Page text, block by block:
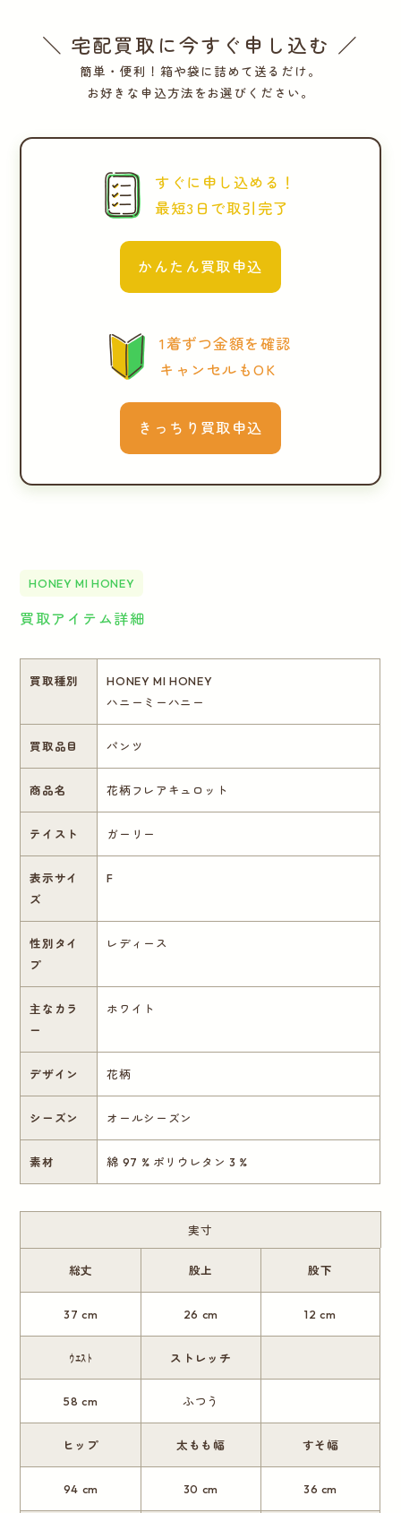
＼ 宅配買取に今すぐ申し込む ／
簡単・便利！箱や袋に詰めて送るだけ。
お好きな申込方法をお選びください。
すぐに申し込める！
最短3日で取引完了
かんたん買取申込
1着ずつ金額を確認
キャンセルもOK
きっちり買取申込
HONEY MI HONEY
買取アイテム詳細
買取種別
HONEY MI HONEY
ハニーミーハニー
買取品目 パンツ
商品名 花柄フレアキュロット
テイスト ガーリー
表示サイ
ズ
F
性別タイ
プ
レディース
主なカラ
ー
ホワイト
デザイン 花柄
シーズン オールシーズン
素材 綿 97 % ポリウレタン 3 %
実寸
総丈
37 cm
股上
26 cm
股下
12 cm
ｳｴｽﾄ
58 cm
ストレッチ
ふつう
ヒップ
94 cm
太もも幅
30 cm
すそ幅
36 cm